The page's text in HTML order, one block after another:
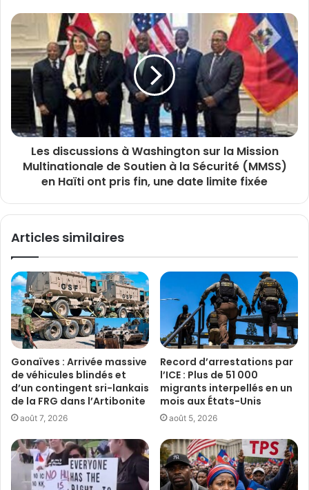
Les discussions à Washington sur la Mission
Multinationale de Soutien à la Sécurité (MMSS)
en Haïti ont pris fin, une date limite fixée
Articles similaires
Gonaïves : Arrivée massive
de véhicules blindés et
d’un contingent sri-lankais
de la FRG dans l’Artibonite
août 7, 2026
Record d’arrestations par
l’ICE : Plus de 51 000
migrants interpellés en un
mois aux États-Unis
août 5, 2026